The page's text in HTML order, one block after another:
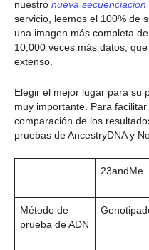
nuestro nueva
servicio, leemos el 100% de
una imagen más completa
10,000 veces más datos,
extenso.
Elegir el mejor lugar para su
muy importante. Para
comparación de los
pruebas de AncestryDNA y
23andMe
Método de
prueba de ADN